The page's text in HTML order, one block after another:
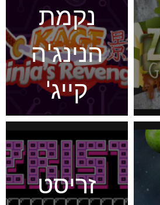
נקמת
הנינג'ה
קייג'
זריסט